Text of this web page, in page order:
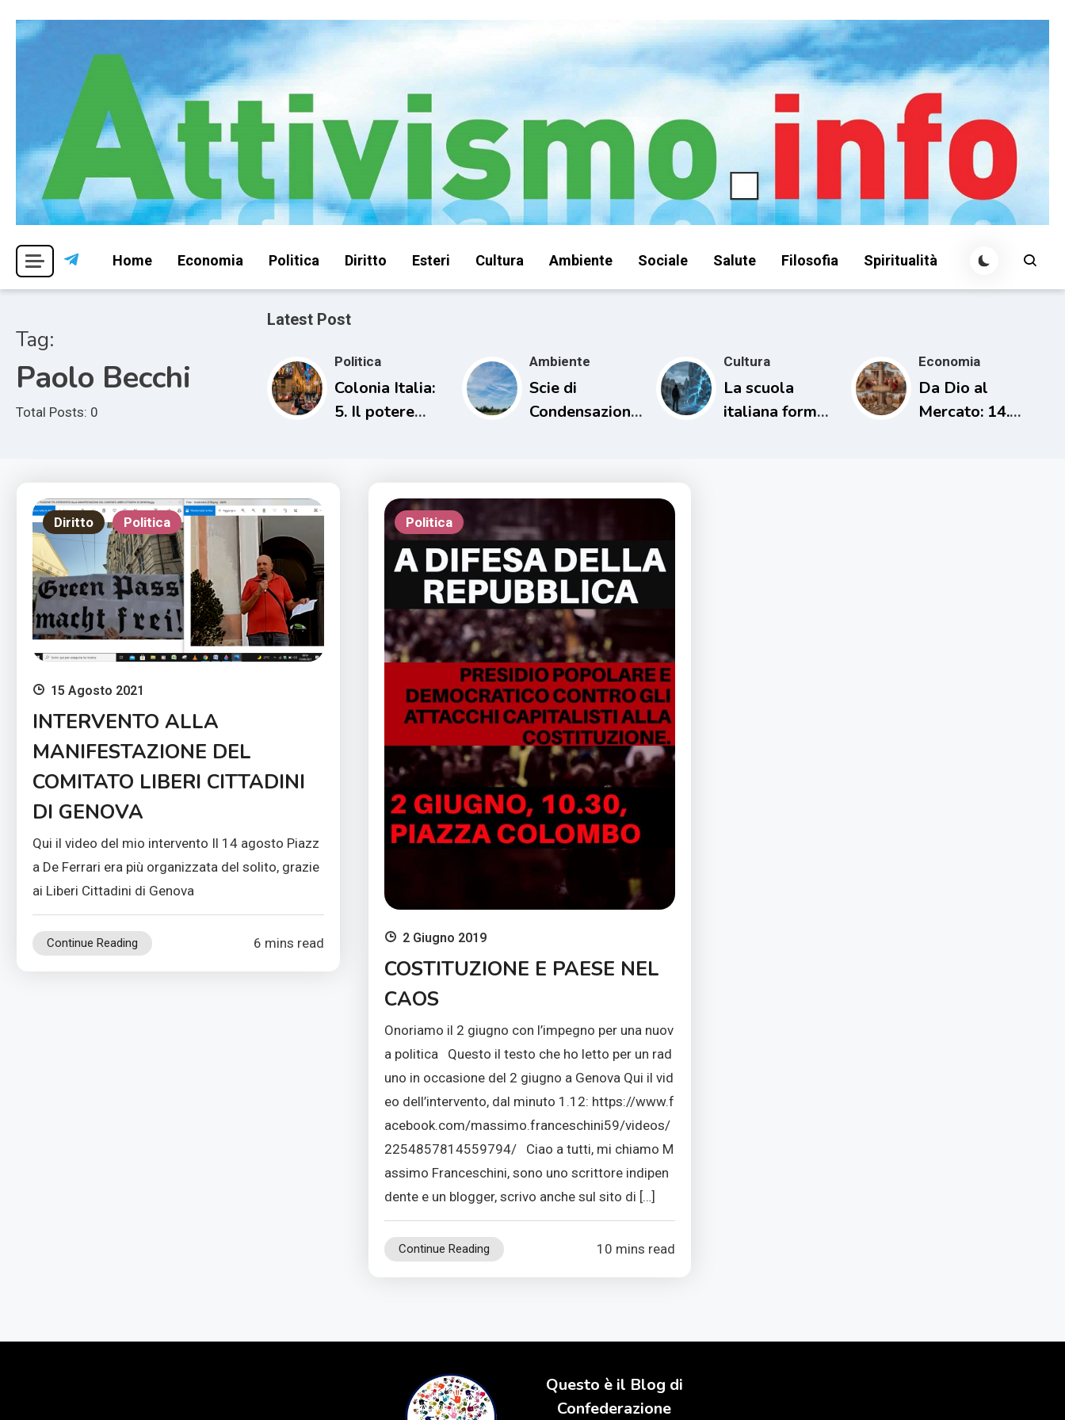
Attivismo.info
Home Economia Politica Diritto Esteri Cultura Ambiente Sociale Salute Filosofia Spiritualità
Tag:
Paolo Becchi
Total Posts: 0
Latest Post
Politica
Colonia Italia:
5. Il potere
Ambiente
Scie di
Condensazione
Clima
Cultura
La scuola
italiana forma
Economia
Da Dio al
Mercato: 14.
Diritto Politica
15 Agosto 2021
INTERVENTO ALLA
MANIFESTAZIONE DEL
COMITATO LIBERI CITTADINI
DI GENOVA
Qui il video del mio intervento Il 14 agosto Piazz
a De Ferrari era più organizzata del solito, grazie
ai Liberi Cittadini di Genova
Continue Reading 6 mins read
Politica
2 Giugno 2019
COSTITUZIONE E PAESE NEL
CAOS
Onoriamo il 2 giugno con l’impegno per una nuov
a politica Questo il testo che ho letto per un rad
uno in occasione del 2 giugno a Genova Qui il vid
eo dell’intervento, dal minuto 1.12: https://www.f
acebook.com/massimo.franceschini59/videos/
2254857814559794/ Ciao a tutti, mi chiamo M
assimo Franceschini, sono uno scrittore indipen
dente e un blogger, scrivo anche sul sito di […]
Continue Reading 10 mins read
Questo è il Blog di
Confederazione